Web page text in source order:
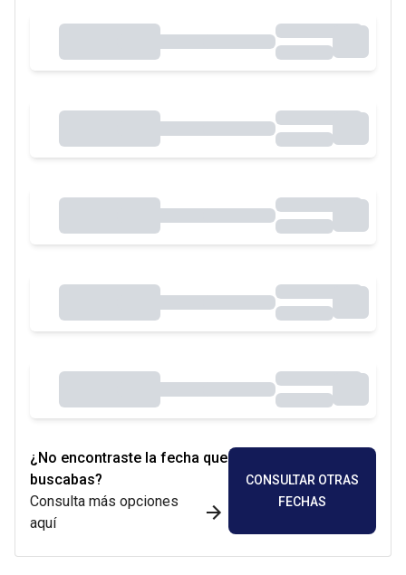
¿No encontraste la fecha que
buscabas?
Consulta más opciones
aquí
CONSULTAR OTRAS
FECHAS